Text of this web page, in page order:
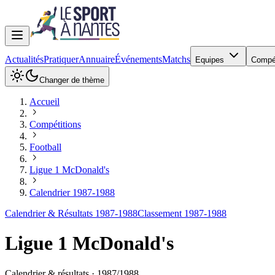
ActualitésPratiquerAnnuaireÉvénementsMatchs Equipes
Changer de thème
Accueil
Compétitions
Football
Ligue 1 McDonald's
Calendrier 1987-1988
Calendrier & Résultats 1987-1988Classement 1987-1988
Ligue 1 McDonald's